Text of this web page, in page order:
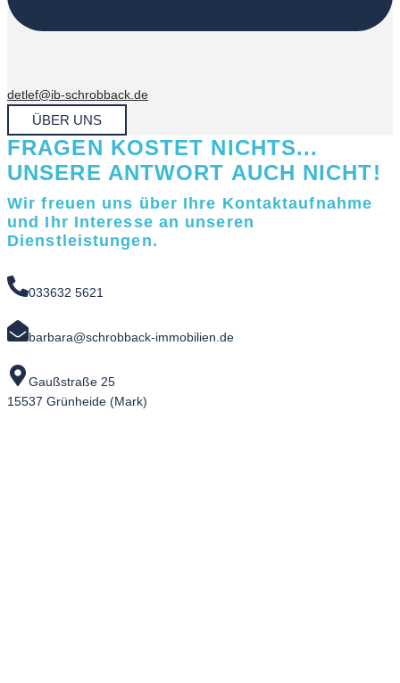
detlef@ib-schrobback.de
ÜBER UNS
FRAGEN KOSTET NICHTS...
UNSERE ANTWORT AUCH NICHT!
Wir freuen uns über Ihre Kontaktaufnahme
und Ihr Interesse an unseren
Dienstleistungen.
033632 5621
barbara@schrobback-immobilien.de
Gaußstraße 25
15537 Grünheide (Mark)